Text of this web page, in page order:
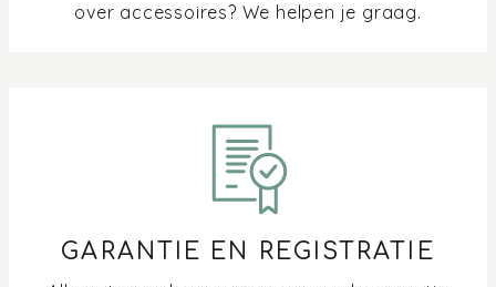
over accessoires? We helpen je graag.
GARANTIE EN REGISTRATIE